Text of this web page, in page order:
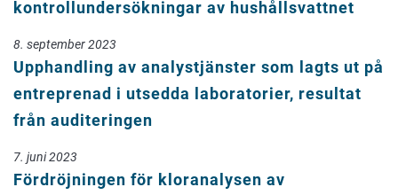
kontrollundersökningar av hushållsvattnet
8. september 2023
Upphandling av analystjänster som lagts ut på
entreprenad i utsedda laboratorier, resultat
från auditeringen
7. juni 2023
Fördröjningen för kloranalysen av